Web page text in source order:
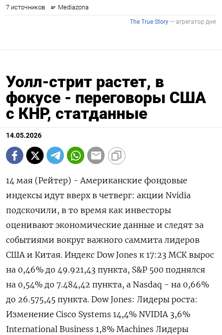
Уолл-стрит растет, в
фокусе - переговоры США
с КНР, статданные
14.05.2026
14 мая (Рейтер) - Американские фондовые
индексы идут вверх в четверг: акции Nvidia
подскочили, ‌в то время как инвесторы
оценивают экономические данные и следят за
событиями вокруг важного ​саммита ​лидеров ​
США и Китая. Индекс ⁠Dow Jones к ‌17:23 МСК вырос
‌на 0,46% до 49.921,​43 пункта, S&‌P 500 поднялся
на 0,54% ​до 7.484,42 пункта, а ‌Nasdaq - на 0,66%
до 26.575,45 пункта. Dow Jones: Лидеры ​роста:
Изменение Cisco ​Systems 14,‌4% NVIDIA 3,6%
International Business 1,8% Machines Лидеры